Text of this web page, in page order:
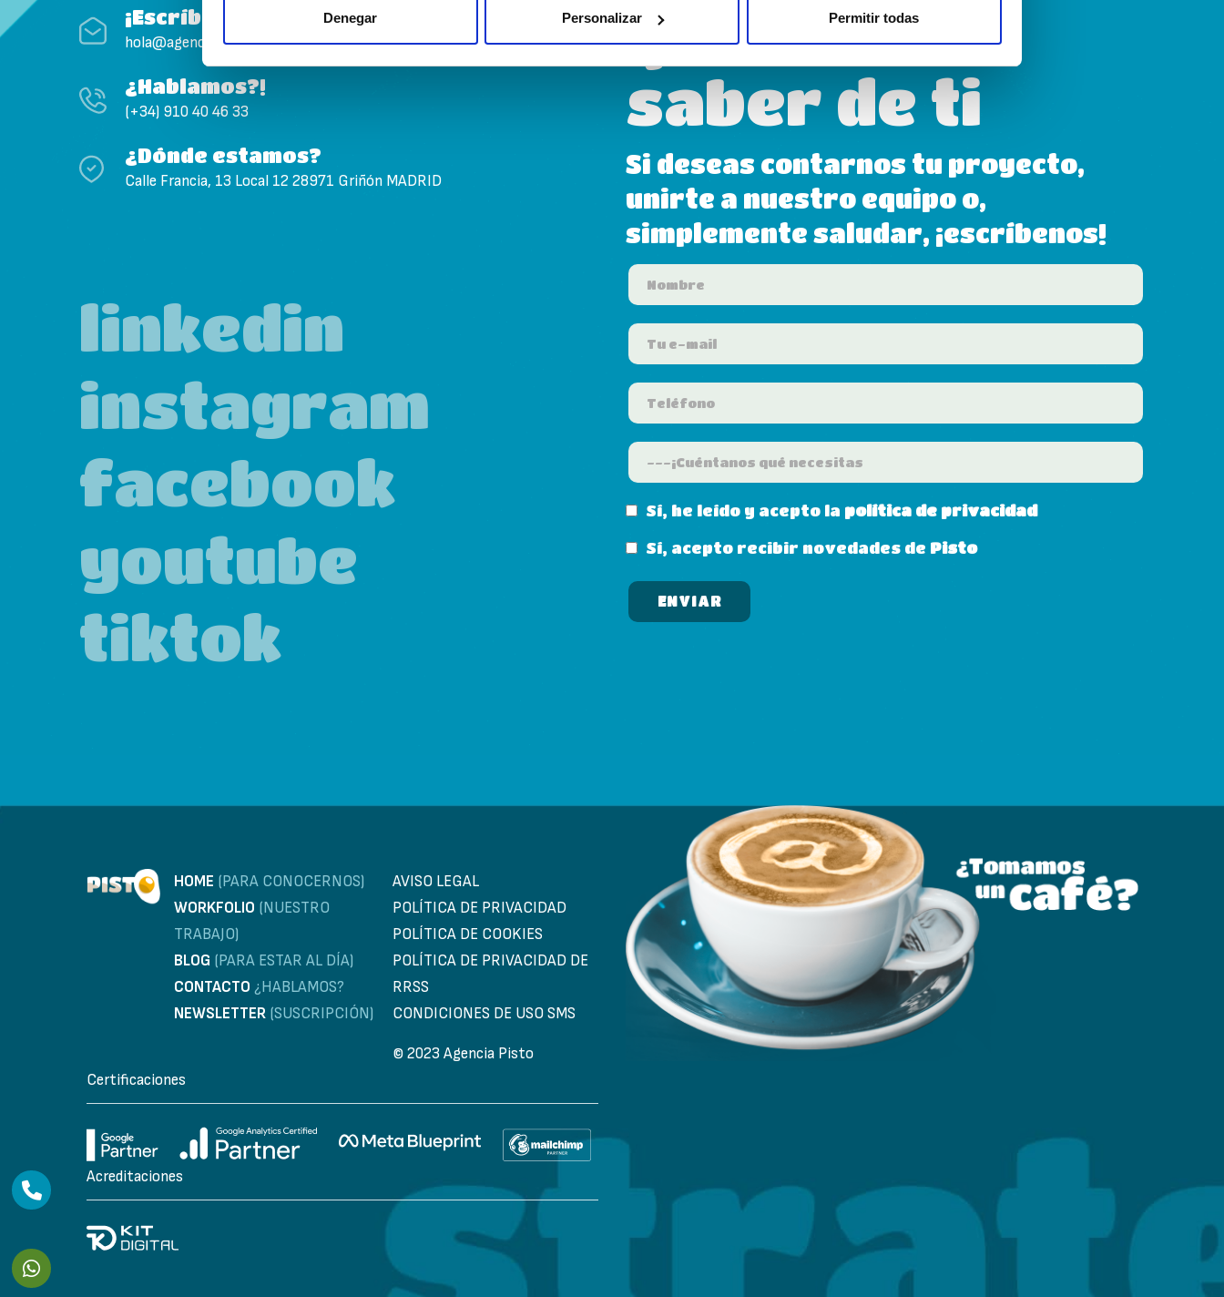
Denegar Personalizar Permitir todas
¡Escríbenos!
hola@agenciapisto.com
¿Hablamos?!
(+34) 910 40 46 33
¿Dónde estamos?
Calle Francia, 13 Local 12 28971 Griñón MADRID
linkedin
instagram
facebook
youtube
tiktok
Queremos
saber de ti
Si deseas contarnos tu proyecto,
unirte a nuestro equipo o,
simplemente saludar, ¡escríbenos!
Sí, he leído y acepto la política de privacidad
Sí, acepto recibir novedades de Pisto
HOME (PARA CONOCERNOS)
WORKFOLIO (NUESTRO
TRABAJO)
BLOG (PARA ESTAR AL DÍA)
CONTACTO ¿HABLAMOS?
NEWSLETTER (SUSCRIPCIÓN)
AVISO LEGAL
POLÍTICA DE PRIVACIDAD
POLÍTICA DE COOKIES
POLÍTICA DE PRIVACIDAD DE
RRSS
CONDICIONES DE USO SMS
© 2023 Agencia Pisto
Certificaciones
Acreditaciones